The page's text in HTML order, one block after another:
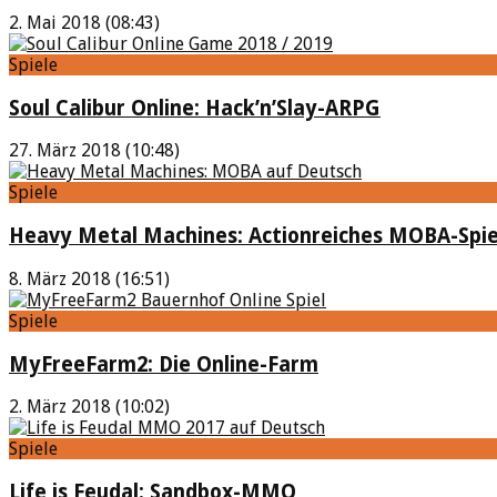
2. Mai 2018 (08:43)
Spiele
Soul Calibur Online: Hack’n’Slay-ARPG
27. März 2018 (10:48)
Spiele
Heavy Metal Machines: Actionreiches MOBA-
8. März 2018 (16:51)
Spiele
MyFreeFarm2: Die Online-Farm
2. März 2018 (10:02)
Spiele
Life is Feudal: Sandbox-MMO